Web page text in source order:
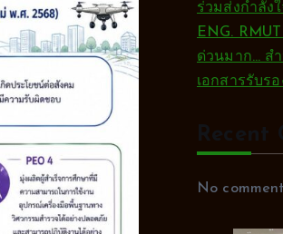
ร่วมส่งกำลัง
ENG.
ด่วนมาก… ส
เอกสารรับร
Recent
No